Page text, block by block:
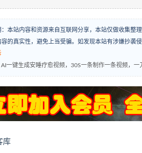
：本站内容和资源来自互联网分享，本站仅做收集整
容的真实性，避免上当受骗。如发现本站有涉嫌抄袭
AI一键生成安睡疗愈视频，30S一条制作一条视频，
库